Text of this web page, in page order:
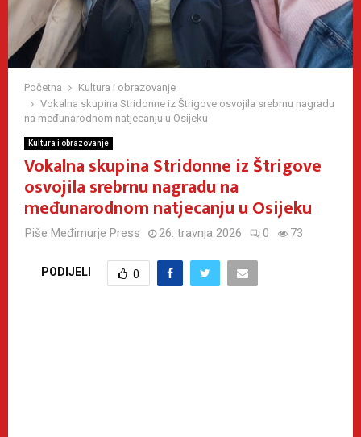
Početna
Kultura i obrazovanje
Vokalna skupina Stridonne iz Štrigove osvojila srebrnu nagradu
na međunarodnom natjecanju u Osijeku
Kultura i obrazovanje
Vokalna skupina Stridonne iz Štrigove
osvojila srebrnu nagradu na
međunarodnom natjecanju u Osijeku
Piše Međimurje Press 26. travnja 2026 0 73
PODIJELI 0